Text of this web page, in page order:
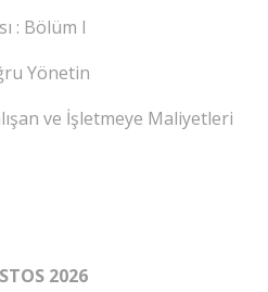
: Bölüm I
Yönetin
ve İşletmeye Maliyetleri
2026